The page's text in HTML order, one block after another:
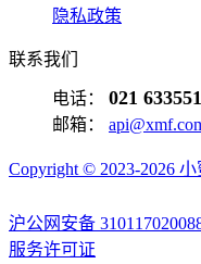
隐私政策
联系我们
电话： 021
邮箱：
Copyright © 2023-2026
沪公网安备
服务许可证